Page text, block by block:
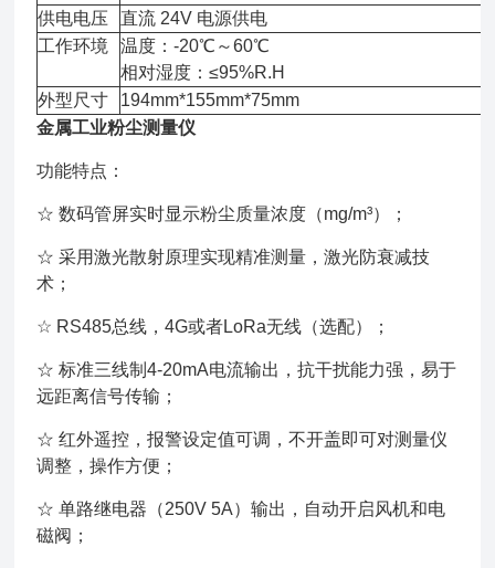
供电电压
直流 24V 电源供电
工作环境
温度：-20℃～60℃
相对湿度：≤95%R.H
外型尺寸
194mm*155mm*75mm
金属工业粉尘测量仪
功能特点：
☆ 数码管屏实时显示粉尘质量浓度（mg/m³）；
☆ 采用激光散射原理实现精准测量，激光防衰减技
术；
☆ RS485总线，4G或者LoRa无线（选配）；
☆ 标准三线制4-20mA电流输出，抗干扰能力强，易于
远距离信号传输；
☆ 红外遥控，报警设定值可调，不开盖即可对测量仪
调整，操作方便；
☆ 单路继电器（250V 5A）输出，自动开启风机和电
磁阀；